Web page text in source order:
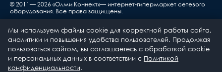
© 2011— 2026 «Олми Коннект»— интернет-гипермаркет сетевого
оборудования. Все права защищены.
Мы используем файлы cookie для корректной работы сайта,
аналитики и повышения удобства пользователей. Продолжая
пользоваться сайтом, вы соглашаетесь с обработкой cookie
и персональных данных в соответствии с Политикой
конфиденциальности.